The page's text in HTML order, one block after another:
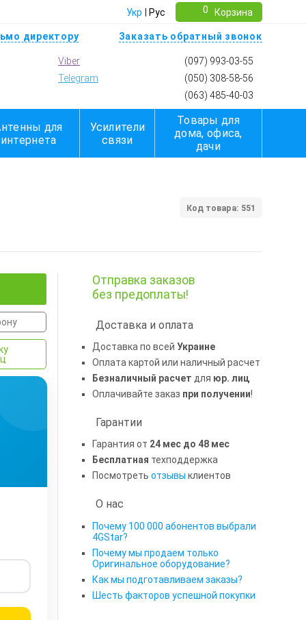
Укр Рус 0 Корзина
директору Заказать обратный звонок
Viber
Telegram
(097) 993-03-55
(050) 308-58-56
(063) 485-40-03
для
интернета
Усилители
связи
Товары для
дома, офиса,
дачи
Код товара: 551
Отправка заказов
без предоплаты!
Доставка и оплата
Доставка по всей Украине
Оплата картой или наличный расчет
Безналичный расчет для юр. лиц
Оплачивайте заказ при получении!
Гарантии
Гарантия от 24 мес до 48 мес
Бесплатная техподдержка
Посмотреть отзывы клиентов
О нас
Почему 100 000 абонентов выбрали
4GStar?
Почему мы продаем только
Оригинальное оборудование?
Как мы подготавливаем заказы?
Шесть факторов успешной покупки